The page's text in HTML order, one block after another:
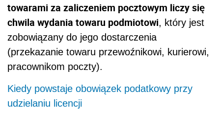
towarami za zaliczeniem pocztowym liczy się
chwila wydania towaru podmiotowi, który jest
zobowiązany do jego dostarczenia
(przekazanie towaru przewoźnikowi, kurierowi,
pracownikom poczty).
Kiedy powstaje obowiązek podatkowy przy
udzielaniu licencji